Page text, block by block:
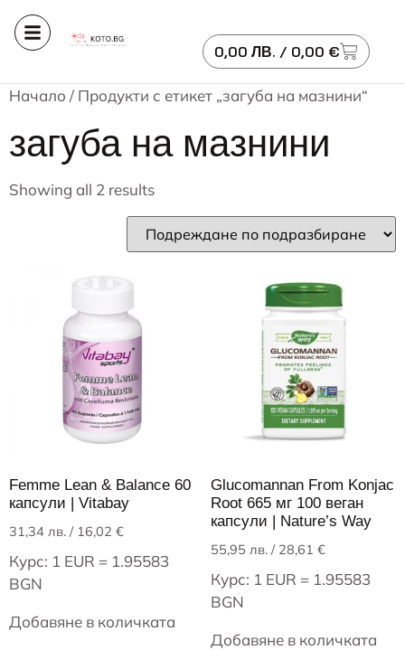
0,00 ЛВ. / 0,00 €
Начало / Продукти с етикет „загуба на мазнини“
загуба на мазнини
Showing all 2 results
Femme Lean & Balance 60
капсули | Vitabay
31,34 лв. / 16,02 €
Курс: 1 EUR = 1.95583
BGN
Добавяне в количката
Glucomannan From Konjac
Root 665 мг 100 веган
капсули | Nature’s Way
55,95 лв./ 28,61 €
Курс: 1 EUR = 1.95583
BGN
Добавяне в количката